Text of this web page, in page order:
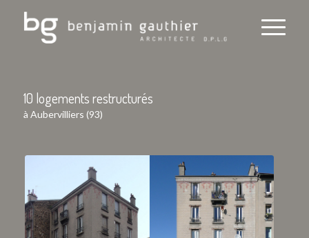
10 logements restructurés
à Aubervilliers (93)